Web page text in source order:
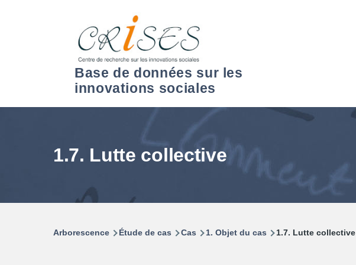
Base de données sur les
innovations sociales
1.7. Lutte collective
Arborescence Étude de cas Cas 1. Objet du cas 1.7. Lutte collective